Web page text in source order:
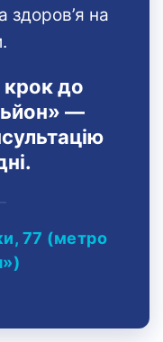
здоров’я на
крок до
—
77 (метро